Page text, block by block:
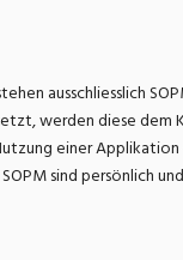
ausschliesslich
werden diese
einer
sind persönlich